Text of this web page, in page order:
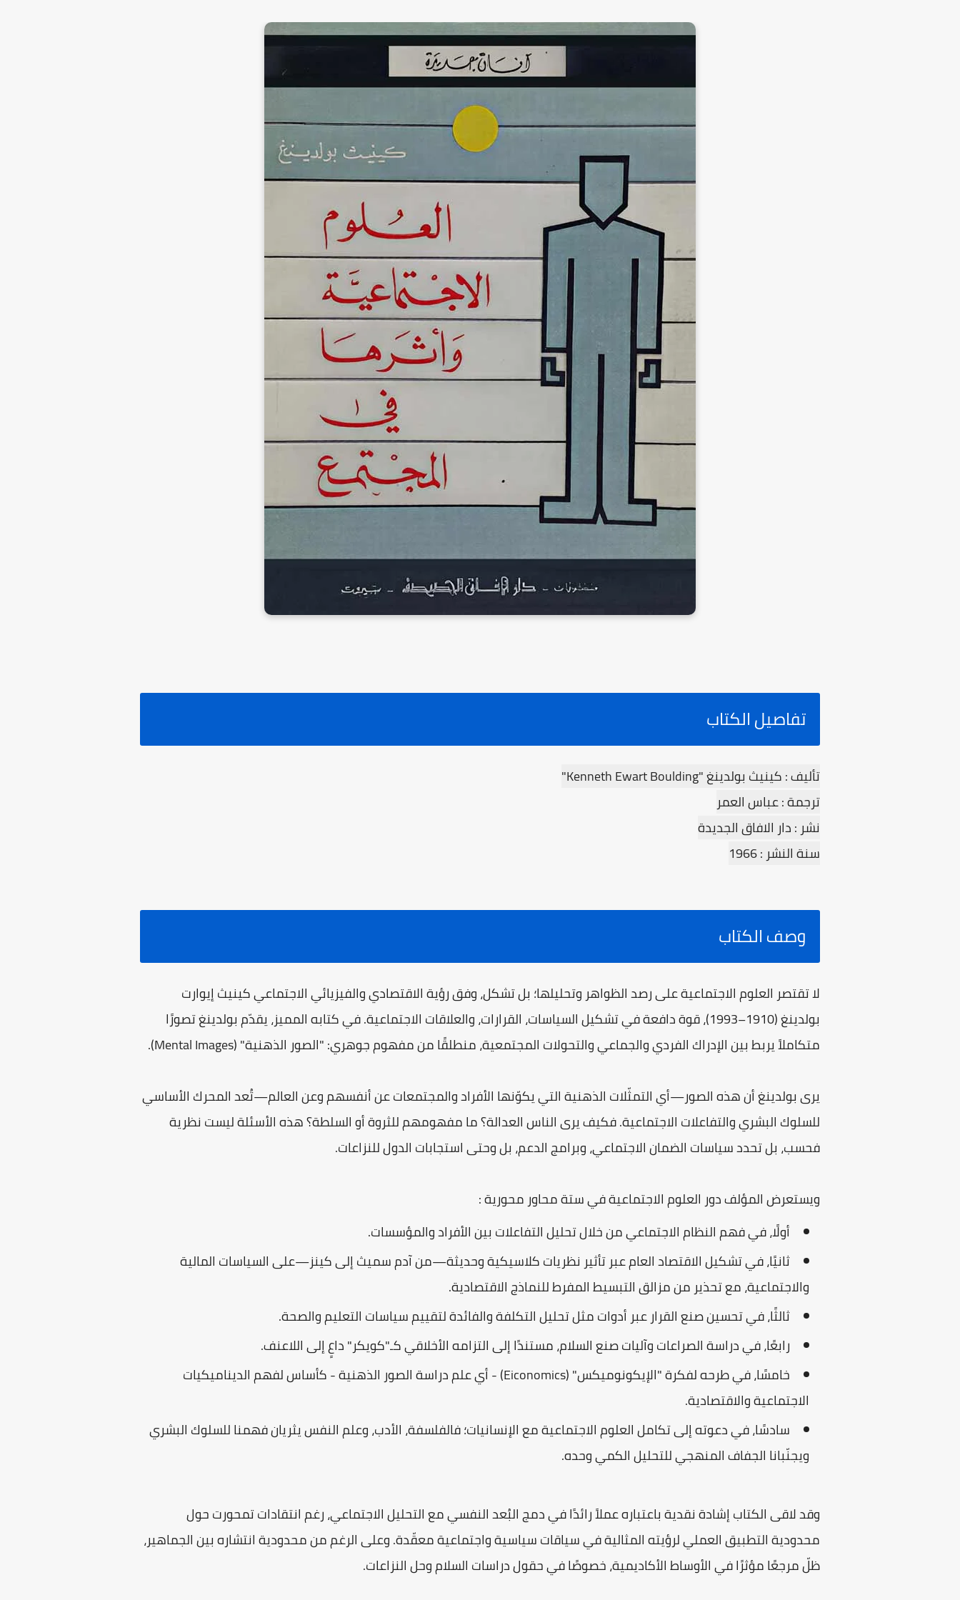
تفاصيل الكتاب
تأليف : كينيث بولدينغ "Kenneth Ewart Boulding"
ترجمة : عباس العمر
نشر : دار الافاق الجديدة
سنة النشر : 1966
وصف الكتاب
لا تقتصر العلوم الاجتماعية على رصد الظواهر وتحليلها؛ بل تشكل، وفق رؤية الاقتصادي والفيزيائي الاجتماعي كينيث إيوارت
بولدينغ (1910–1993)، قوة دافعة في تشكيل السياسات، القرارات، والعلاقات الاجتماعية. في كتابه المميز، يقدّم بولدينغ تصورًا
متكاملاً يربط بين الإدراك الفردي والجماعي والتحولات المجتمعية، منطلقًا من مفهوم جوهري: "الصور الذهنية" (Mental Images).
يرى بولدينغ أن هذه الصور—أي التمثّلات الذهنية التي يكوّنها الأفراد والمجتمعات عن أنفسهم وعن العالم—تُعد المحرك الأساسي
للسلوك البشري والتفاعلات الاجتماعية. فكيف يرى الناس العدالة؟ ما مفهومهم للثروة أو السلطة؟ هذه الأسئلة ليست نظرية
فحسب، بل تحدد سياسات الضمان الاجتماعي، وبرامج الدعم، بل وحتى استجابات الدول للنزاعات.
ويستعرض المؤلف دور العلوم الاجتماعية في ستة محاور محورية :
أولًا، في فهم النظام الاجتماعي من خلال تحليل التفاعلات بين الأفراد والمؤسسات.
ثانيًا، في تشكيل الاقتصاد العام عبر تأثير نظريات كلاسيكية وحديثة—من آدم سميث إلى كينز—على السياسات المالية
والاجتماعية، مع تحذير من مزالق التبسيط المفرط للنماذج الاقتصادية.
ثالثًا، في تحسين صنع القرار عبر أدوات مثل تحليل التكلفة والفائدة لتقييم سياسات التعليم والصحة.
رابعًا، في دراسة الصراعات وآليات صنع السلام، مستندًا إلى التزامه الأخلاقي كـ"كويكر" داعٍ إلى اللاعنف.
خامسًا، في طرحه لفكرة "الإيكونوميكس" (Eiconomics) - أي علم دراسة الصور الذهنية - كأساس لفهم الديناميكيات
الاجتماعية والاقتصادية.
سادسًا، في دعوته إلى تكامل العلوم الاجتماعية مع الإنسانيات؛ فالفلسفة، الأدب، وعلم النفس يثريان فهمنا للسلوك البشري
ويجنّبانا الجفاف المنهجي للتحليل الكمي وحده.
وقد لاقى الكتاب إشادة نقدية باعتباره عملاً رائدًا في دمج البُعد النفسي مع التحليل الاجتماعي، رغم انتقادات تمحورت حول
محدودية التطبيق العملي لرؤيته المثالية في سياقات سياسية واجتماعية معقّدة. وعلى الرغم من محدودية انتشاره بين الجماهير،
ظلّ مرجعًا مؤثرًا في الأوساط الأكاديمية، خصوصًا في حقول دراسات السلام وحل النزاعات.